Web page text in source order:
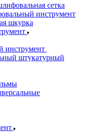
сетка
инструмент
шкурка
инструмент
штукатурный